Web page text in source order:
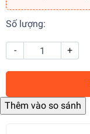
Số lượng:
- +